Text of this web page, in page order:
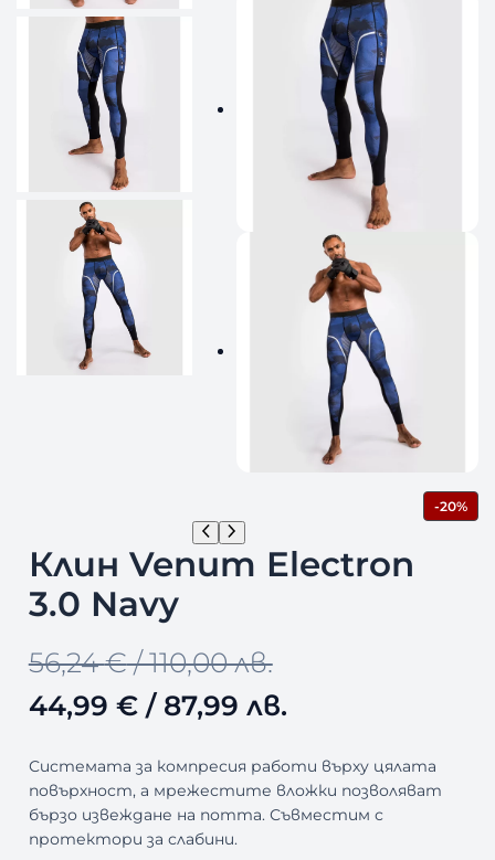
-20%П
Р
Клин Venum Electron
3.0 Navy
56,24€/ 110,00 лв.
O
r
g
i
44,99 €/ 87,99 лв.
Т
е
у
щ
Системата за компресия работи върху цялата
повърхност, а мрежестите вложки позволяват
бързо извеждане на потта. Съвместим с
протектори за слабини.